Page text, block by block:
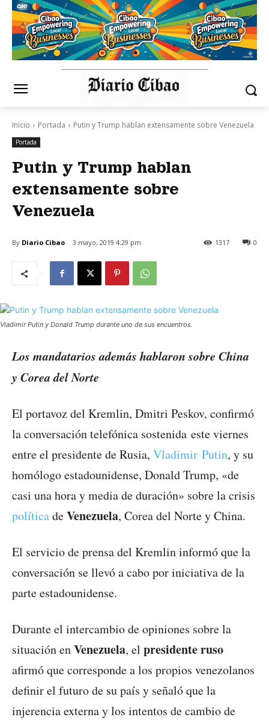
Inicio Portada Putin y Trump hablan extensamente sobre Venezuela
Portada
Putin y Trump hablan
extensamente sobre
Venezuela
By Diario Cibao 3 mayo, 2019 4:29 pm 0
1317
Vladimir Putin y Donald Trump durante uno de sus encuentros.
Los mandatarios además hablaron sobre China
y Corea del Norte
El portavoz del Kremlin, Dmitri Peskov, confirmó
la conversación telefónica sostenida este viernes
entre el presidente de Rusia, Vladimir Putin, y su
homólogo estadounidense, Donald Trump, «de
casi una hora y media de duración» sobre la crisis
políticadeVenezuela, Corea del Norte y China.
El servicio de prensa del Kremlin informó que la
conversación se llevó a cabo por iniciativa de la
parte estadounidense.
Durante el intercambio de opiniones sobre la
situación enVenezuela, el presidente ruso
afirmó que corresponde a los propios venezolanos
definir el futuro de su país y señaló que la
injerencia externa y los intentos de cambio de